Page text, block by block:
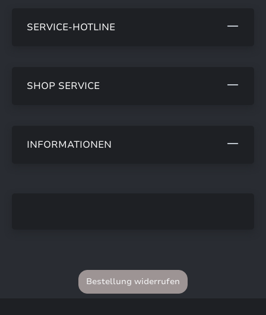
SERVICE-HOTLINE
SHOP SERVICE
INFORMATIONEN
Bestellung widerrufen